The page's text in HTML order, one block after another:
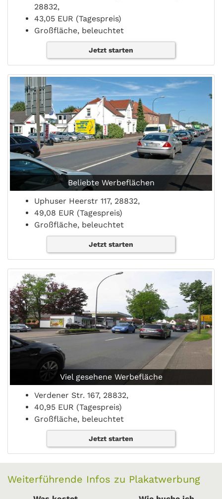
28832,
43,05 EUR (Tagespreis)
Großfläche, beleuchtet
Jetzt starten
Beliebte Werbeflächen
Uphuser Heerstr 117, 28832,
49,08 EUR (Tagespreis)
Großfläche, beleuchtet
Jetzt starten
Viel gesehene Werbefläche
Verdener Str. 167, 28832,
40,95 EUR (Tagespreis)
Großfläche, beleuchtet
Jetzt starten
Weiterführende Infos zu Plakatwerbung